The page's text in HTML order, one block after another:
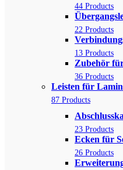
44 Products
22 Products
13 Products
Zubehör
36 Products
Leisten für
87 Products
23 Products
Ecken für
26 Products